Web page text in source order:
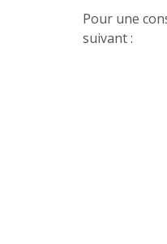
Pour une
suivant :